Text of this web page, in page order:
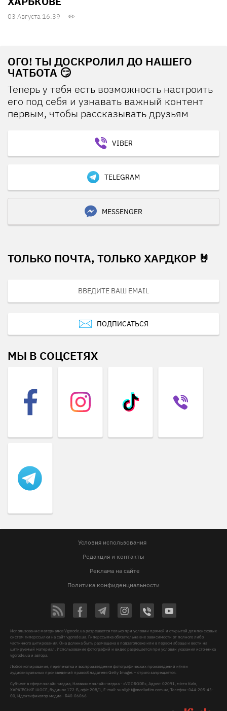
03 Августа 16:39
ОГО! ТЫ ДОСКРОЛИЛ ДО НАШЕГО
ЧАТБОТА 😏
Теперь у тебя есть возможность настроить
его под себя и узнавать важный контент
первым, чтобы рассказывать друзьям
VIBER
TELEGRAM
MESSENGER
ТОЛЬКО ПОЧТА, ТОЛЬКО ХАРДКОР 🤘
ПОДПИСАТЬСЯ
МЫ В СОЦСЕТЯХ
Условия использования
Редакция и контакты
Реклама на сайте
Политика конфиденциальности
Использование материалов Vgorode.ua разрешается только при условии прямой и открытой для поисковых
систем гиперссылки на сайт vgorode.ua. Гиперссылка обязательна вне зависимости от полного либо
частичного цитирования. Она должна быть размещена в подзаголовке или в первом абзаце и вести на
цитируемый материал. Использование фотографий и видео разрешается при условии указания источника
vgorode.ua и автора.
Любое копирование, перепечатка и воспроизведение фотографических произведений и/или
аудиовизуальных произведений правообладателя Getty Images – строго запрещается.
Субъект в сфере онлайн-медиа, Название онлайн-медиа - «VGORODE», Адрес: 02091, місто Київ,
ХАРКІВСЬКЕ ШОСЕ, будинок 172-Б, офіс 208/1, E-mail:sunlight@mediadim.com.ua, Телефон: 044-205-43-
00, Идентификатор медиа - R40-06066